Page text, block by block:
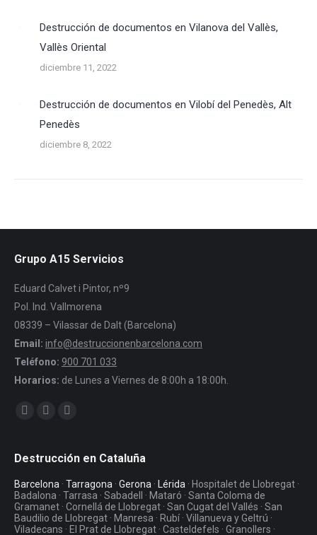
Destrucción de documentos en Vilanova del Vallès,
Vallès Oriental
diciembre 11, 2022
Destrucción de documentos en Vilobí del Penedès, Alt
Penedès
diciembre 8, 2022
Grupo A15 Servicios
Eduard Calvet i Pintor, nº9
Pol. Ind. Vallmorena
08339 – Vilassar de Dalt (Barcelona)
Email: info@destruccionenbarcelona.com
Teléfono: 900 701 033
Horarios: de Lunes a Viernes de 8:00h a 18:00h.
Encuéntranos en:
Destrucción en Cataluña
Barcelona · Tarragona · Gerona · Lérida · Hospitalet de Llobregat ·
Badalona · Tarrasa · Sabadell · Mataró · Santa Coloma de
Gramanet · Cornellá de Llobregat · San Cugat del Vallés · San
Baudilio de Llobregat · Manresa · Rubí · Villanueva y Geltrú ·
Viladecans · El Prat de Llobregat · Casteldefels · Granollers ·